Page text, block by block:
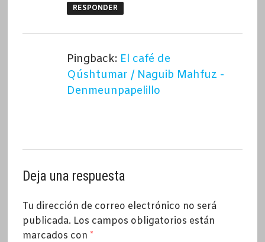
RESPONDER
Pingback: El café de
Qúshtumar / Naguib Mahfuz -
Denmeunpapelillo
Deja una respuesta
Tu dirección de correo electrónico no será
publicada. Los campos obligatorios están
marcados con *